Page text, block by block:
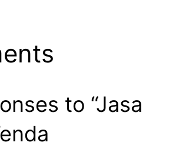
to “Jasa